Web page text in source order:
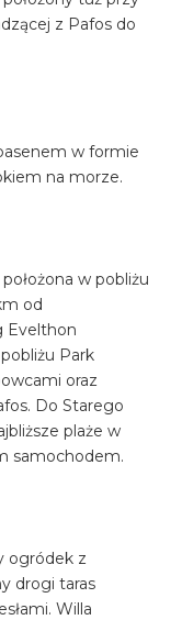
z Pafos do
w formie
na morze.
w pobliżu
od
Evelthon
Park
oraz
Do Starego
plaże w
samochodem.
ogródek z
drogi taras
Willa